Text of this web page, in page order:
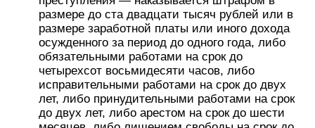
размере до ста двадцати тысяч рублей или в
размере заработной платы или иного дохода
осужденного за период до одного года, либо
обязательными работами на срок до
четырехсот восьмидесяти часов, либо
исправительными работами на срок до двух
лет, либо принудительными работами на срок
до двух лет, либо арестом на срок до шести